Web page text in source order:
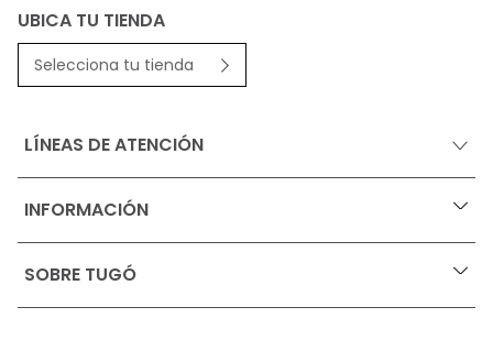
UBICA TU TIENDA
Selecciona tu tienda
LÍNEAS DE ATENCIÓN
INFORMACIÓN +
Ofertas vigentes
Términos, condiciones y restricciones para productos
SOBRE TUGÓ +